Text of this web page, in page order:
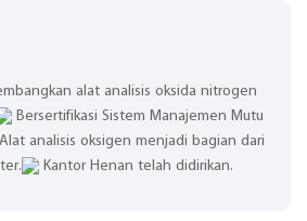
alat analisis oksida nitrogen
Bersertifikasi Sistem Manajemen Mutu
Alat analisis oksigen menjadi bagian dari
Kantor Henan telah didirikan.